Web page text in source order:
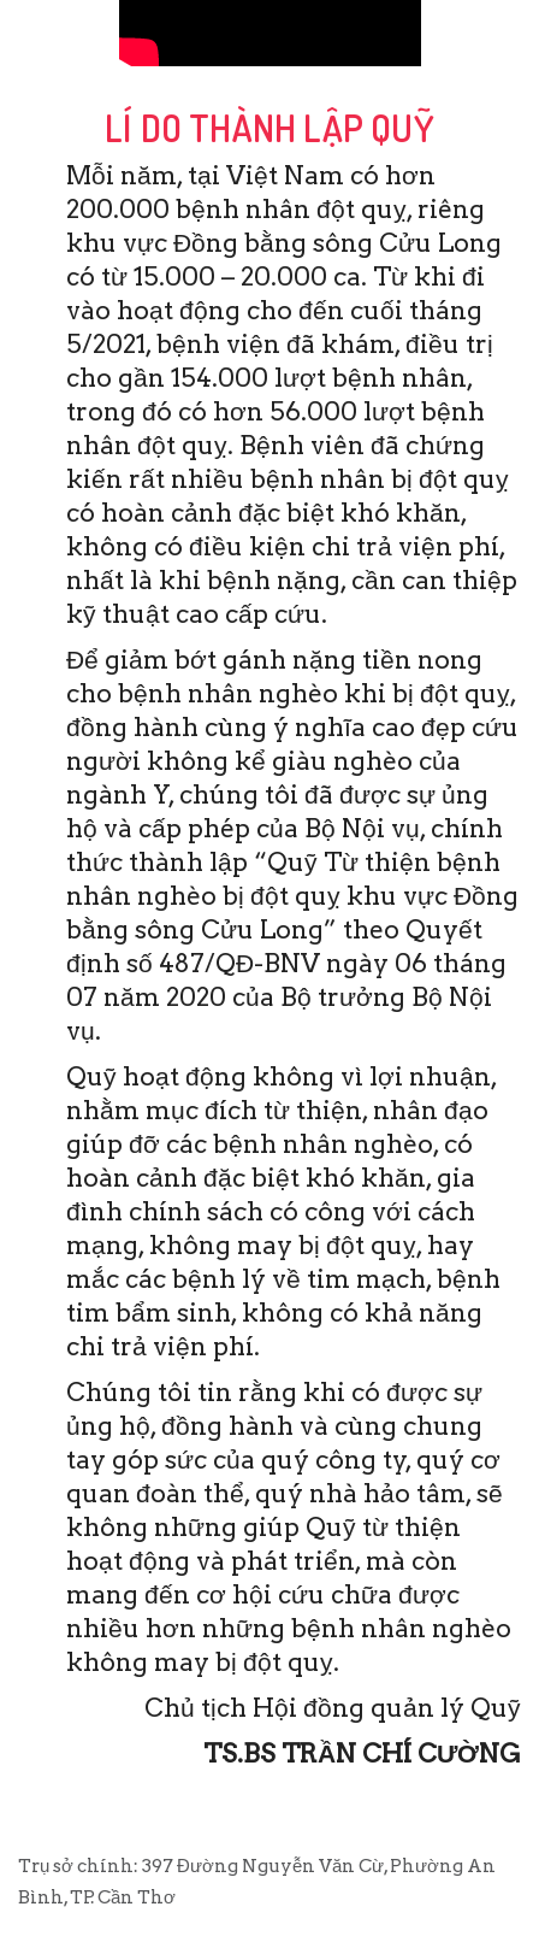
LÍ DO THÀNH LẬP QUỸ
Mỗi năm, tại Việt Nam có hơn
200.000 bệnh nhân đột quỵ, riêng
khu vực Đồng bằng sông Cửu Long
có từ 15.000 – 20.000 ca. Từ khi đi
vào hoạt động cho đến cuối tháng
5/2021, bệnh viện đã khám, điều trị
cho gần 154.000 lượt bệnh nhân,
trong đó có hơn 56.000 lượt bệnh
nhân đột quỵ. Bệnh viên đã chứng
kiến rất nhiều bệnh nhân bị đột quỵ
có hoàn cảnh đặc biệt khó khăn,
không có điều kiện chi trả viện phí,
nhất là khi bệnh nặng, cần can thiệp
kỹ thuật cao cấp cứu.
Để giảm bớt gánh nặng tiền nong
cho bệnh nhân nghèo khi bị đột quỵ,
đồng hành cùng ý nghĩa cao đẹp cứu
người không kể giàu nghèo của
ngành Y, chúng tôi đã được sự ủng
hộ và cấp phép của Bộ Nội vụ, chính
thức thành lập “Quỹ Từ thiện bệnh
nhân nghèo bị đột quỵ khu vực Đồng
bằng sông Cửu Long” theo Quyết
định số 487/QĐ-BNV ngày 06 tháng
07 năm 2020 của Bộ trưởng Bộ Nội
vụ.
Quỹ hoạt động không vì lợi nhuận,
nhằm mục đích từ thiện, nhân đạo
giúp đỡ các bệnh nhân nghèo, có
hoàn cảnh đặc biệt khó khăn, gia
đình chính sách có công với cách
mạng, không may bị đột quỵ, hay
mắc các bệnh lý về tim mạch, bệnh
tim bẩm sinh, không có khả năng
chi trả viện phí.
Chúng tôi tin rằng khi có được sự
ủng hộ, đồng hành và cùng chung
tay góp sức của quý công ty, quý cơ
quan đoàn thể, quý nhà hảo tâm, sẽ
không những giúp Quỹ từ thiện
hoạt động và phát triển, mà còn
mang đến cơ hội cứu chữa được
nhiều hơn những bệnh nhân nghèo
không may bị đột quỵ.
Chủ tịch Hội đồng quản lý Quỹ
TS.BS TRẦN CHÍ CƯỜNG
Trụ sở chính: 397 Đường Nguyễn Văn Cừ, Phường An
Bình, TP. Cần Thơ